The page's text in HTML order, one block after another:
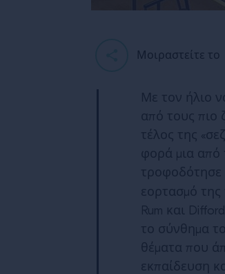
Μοιραστείτε το
Με τον ήλιο
από τους πιο
τέλος της
φορά μια από
τροφοδότησε
εορτασμό της
Rum και
το σύνθημα
θέματα που
εκπαίδευση